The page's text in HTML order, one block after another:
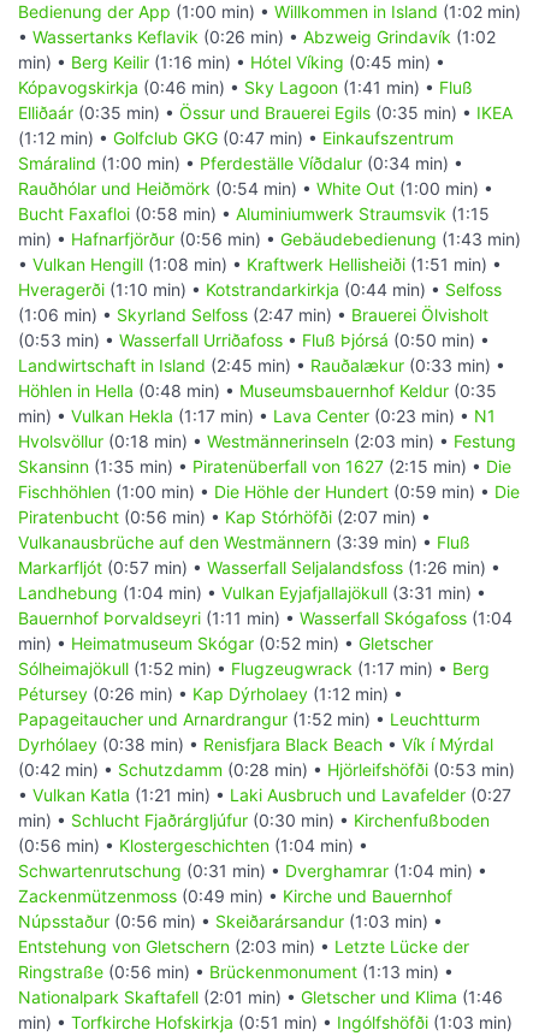
Bedienung der App (1:00 min) • Willkommen in Island (1:02 min)
• Wassertanks Keflavik (0:26 min) • Abzweig Grindavík (1:02
min) • Berg Keilir (1:16 min) • Hótel Víking (0:45 min) •
Kópavogskirkja (0:46 min) • Sky Lagoon (1:41 min) • Fluß
Elliðaár (0:35 min) • Össur und Brauerei Egils (0:35 min) • IKEA
(1:12 min) • Golfclub GKG (0:47 min) • Einkaufszentrum
Smáralind (1:00 min) • Pferdeställe Víðdalur (0:34 min) •
Rauðhólar und Heiðmörk (0:54 min) • White Out (1:00 min) •
Bucht Faxafloi (0:58 min) • Aluminiumwerk Straumsvik (1:15
min) • Hafnarfjörður (0:56 min) • Gebäudebedienung (1:43 min)
• Vulkan Hengill (1:08 min) • Kraftwerk Hellisheiði (1:51 min) •
Hveragerði (1:10 min) • Kotstrandarkirkja (0:44 min) • Selfoss
(1:06 min) • Skyrland Selfoss (2:47 min) • Brauerei Ölvisholt
(0:53 min) • Wasserfall Urriðafoss • Fluß Þjórsá (0:50 min) •
Landwirtschaft in Island (2:45 min) • Rauðalækur (0:33 min) •
Höhlen in Hella (0:48 min) • Museumsbauernhof Keldur (0:35
min) • Vulkan Hekla (1:17 min) • Lava Center (0:23 min) • N1
Hvolsvöllur (0:18 min) • Westmännerinseln (2:03 min) • Festung
Skansinn (1:35 min) • Piratenüberfall von 1627 (2:15 min) • Die
Fischhöhlen (1:00 min) • Die Höhle der Hundert (0:59 min) • Die
Piratenbucht (0:56 min) • Kap Stórhöfði (2:07 min) •
Vulkanausbrüche auf den Westmännern (3:39 min) • Fluß
Markarfljót (0:57 min) • Wasserfall Seljalandsfoss (1:26 min) •
Landhebung (1:04 min) • Vulkan Eyjafjallajökull (3:31 min) •
Bauernhof Þorvaldseyri (1:11 min) • Wasserfall Skógafoss (1:04
min) • Heimatmuseum Skógar (0:52 min) • Gletscher
Sólheimajökull (1:52 min) • Flugzeugwrack (1:17 min) • Berg
Pétursey (0:26 min) • Kap Dýrholaey (1:12 min) •
Papageitaucher und Arnardrangur (1:52 min) • Leuchtturm
Dyrhólaey (0:38 min) • Renisfjara Black Beach • Vík í Mýrdal
(0:42 min) • Schutzdamm (0:28 min) • Hjörleifshöfði (0:53 min)
• Vulkan Katla (1:21 min) • Laki Ausbruch und Lavafelder (0:27
min) • Schlucht Fjaðrárgljúfur (0:30 min) • Kirchenfußboden
(0:56 min) • Klostergeschichten (1:04 min) •
Schwartenrutschung (0:31 min) • Dverghamrar (1:04 min) •
Zackenmützenmoss (0:49 min) • Kirche und Bauernhof
Núpsstaður (0:56 min) • Skeiðarársandur (1:03 min) •
Entstehung von Gletschern (2:03 min) • Letzte Lücke der
Ringstraße (0:56 min) • Brückenmonument (1:13 min) •
Nationalpark Skaftafell (2:01 min) • Gletscher und Klima (1:46
min) • Torfkirche Hofskirkja (0:51 min) • Ingólfshöfði (1:03 min)